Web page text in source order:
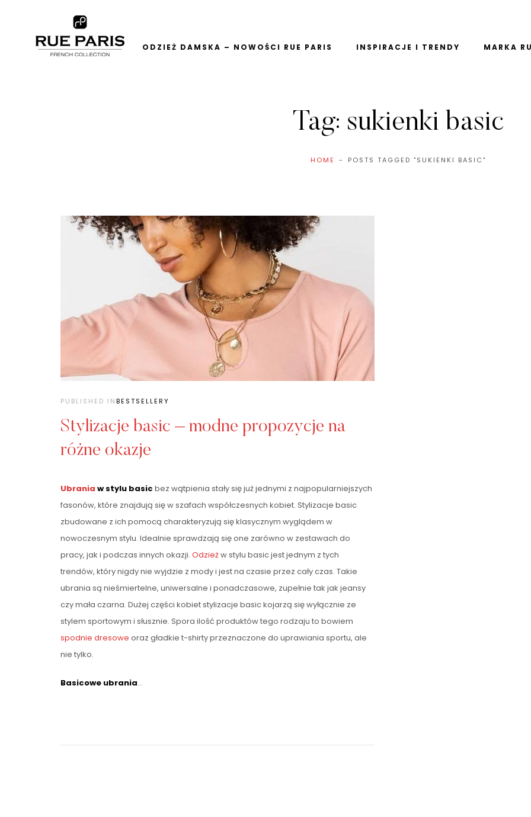
ODZIEŻ DAMSKA – NOWOŚCI RUE PARIS INSPIRACJE I TRENDY MARKA
Tag: sukienki basic
HOME POSTS TAGGED "SUKIENKI BASIC"
PUBLISHED INBESTSELLERY
Stylizacje basic – modne propozycje na
różne okazje
Ubrania w stylu basic bez wątpienia stały się już jednymi z najpopularniejszych
fasonów, które znajdują się w szafach współczesnych kobiet. Stylizacje basic
zbudowane z ich pomocą charakteryzują się klasycznym wyglądem w
nowoczesnym stylu. Idealnie sprawdzają się one zarówno w zestawach do
pracy, jak i podczas innych okazji. Odzieżw stylu basic jest jednym z tych
trendów, który nigdy nie wyjdzie z mody i jest na czasie przez cały czas. Takie
ubrania są nieśmiertelne, uniwersalne i ponadczasowe, zupełnie tak jak jeansy
czy mała czarna. Dużej części kobiet stylizacje basic kojarzą się wyłącznie ze
stylem sportowym i słusznie. Spora ilość produktów tego rodzaju to bowiem
spodnie dresowe oraz gładkie t-shirty przeznaczone do uprawiania sportu, ale
nie tylko.
Basicowe ubrania…